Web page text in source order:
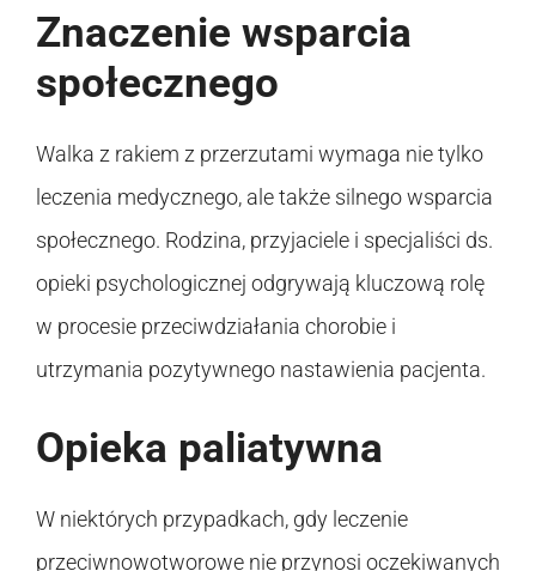
Znaczenie wsparcia
społecznego
Walka z rakiem z przerzutami wymaga nie tylko
leczenia medycznego, ale także silnego wsparcia
społecznego. Rodzina, przyjaciele i specjaliści ds.
opieki psychologicznej odgrywają kluczową rolę
w procesie przeciwdziałania chorobie i
utrzymania pozytywnego nastawienia pacjenta.
Opieka paliatywna
W niektórych przypadkach, gdy leczenie
przeciwnowotworowe nie przynosi oczekiwanych